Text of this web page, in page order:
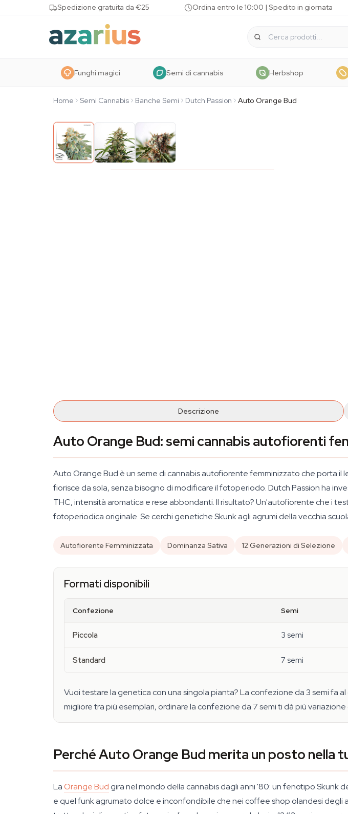
Skip to contentSpedizione gratuita da €25 Ordina entro le 10:00 | Spedito in giornata
Funghi magici Semi di cannabis Herbshop
Home Semi Cannabis Banche Semi Dutch Passion Auto Orange Bud
Descrizione
Auto Orange Bud: semi cannabis autofiorenti
Auto Orange Bud è un seme di cannabis autofiorente femminizzato che porta
fiorisce da sola, senza bisogno di modificare il fotoperiodo. Dutch Passion ha
THC, intensità aromatica e rese abbondanti. Il risultato? Un'autofiorente che i
fotoperiodica originale. Se cerchi genetiche Skunk agli agrumi della vecchia
Autofiorente Femminizzata Dominanza Sativa 12 Generazioni di Selezione
Formati disponibili
Confezione Semi
Piccola 3 semi
Standard 7 semi
Vuoi testare la genetica con una singola pianta? La confezione da 3 semi fa
migliore tra più esemplari, ordinare la confezione da 7 semi ti dà più
Perché Auto Orange Bud merita un posto nella
LaOrange Bud gira nel mondo della cannabis dagli anni '80: un fenotipo Skunk
e quel funk agrumato dolce e inconfondibile che nei coffee shop olandesi degli